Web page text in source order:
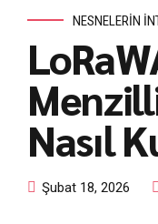
NESNELERIN
Nasıl
Şubat 18, 2026